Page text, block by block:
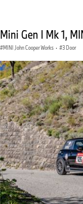
Mini Gen I Mk 1,
MINI John Cooper Works · 3 Door